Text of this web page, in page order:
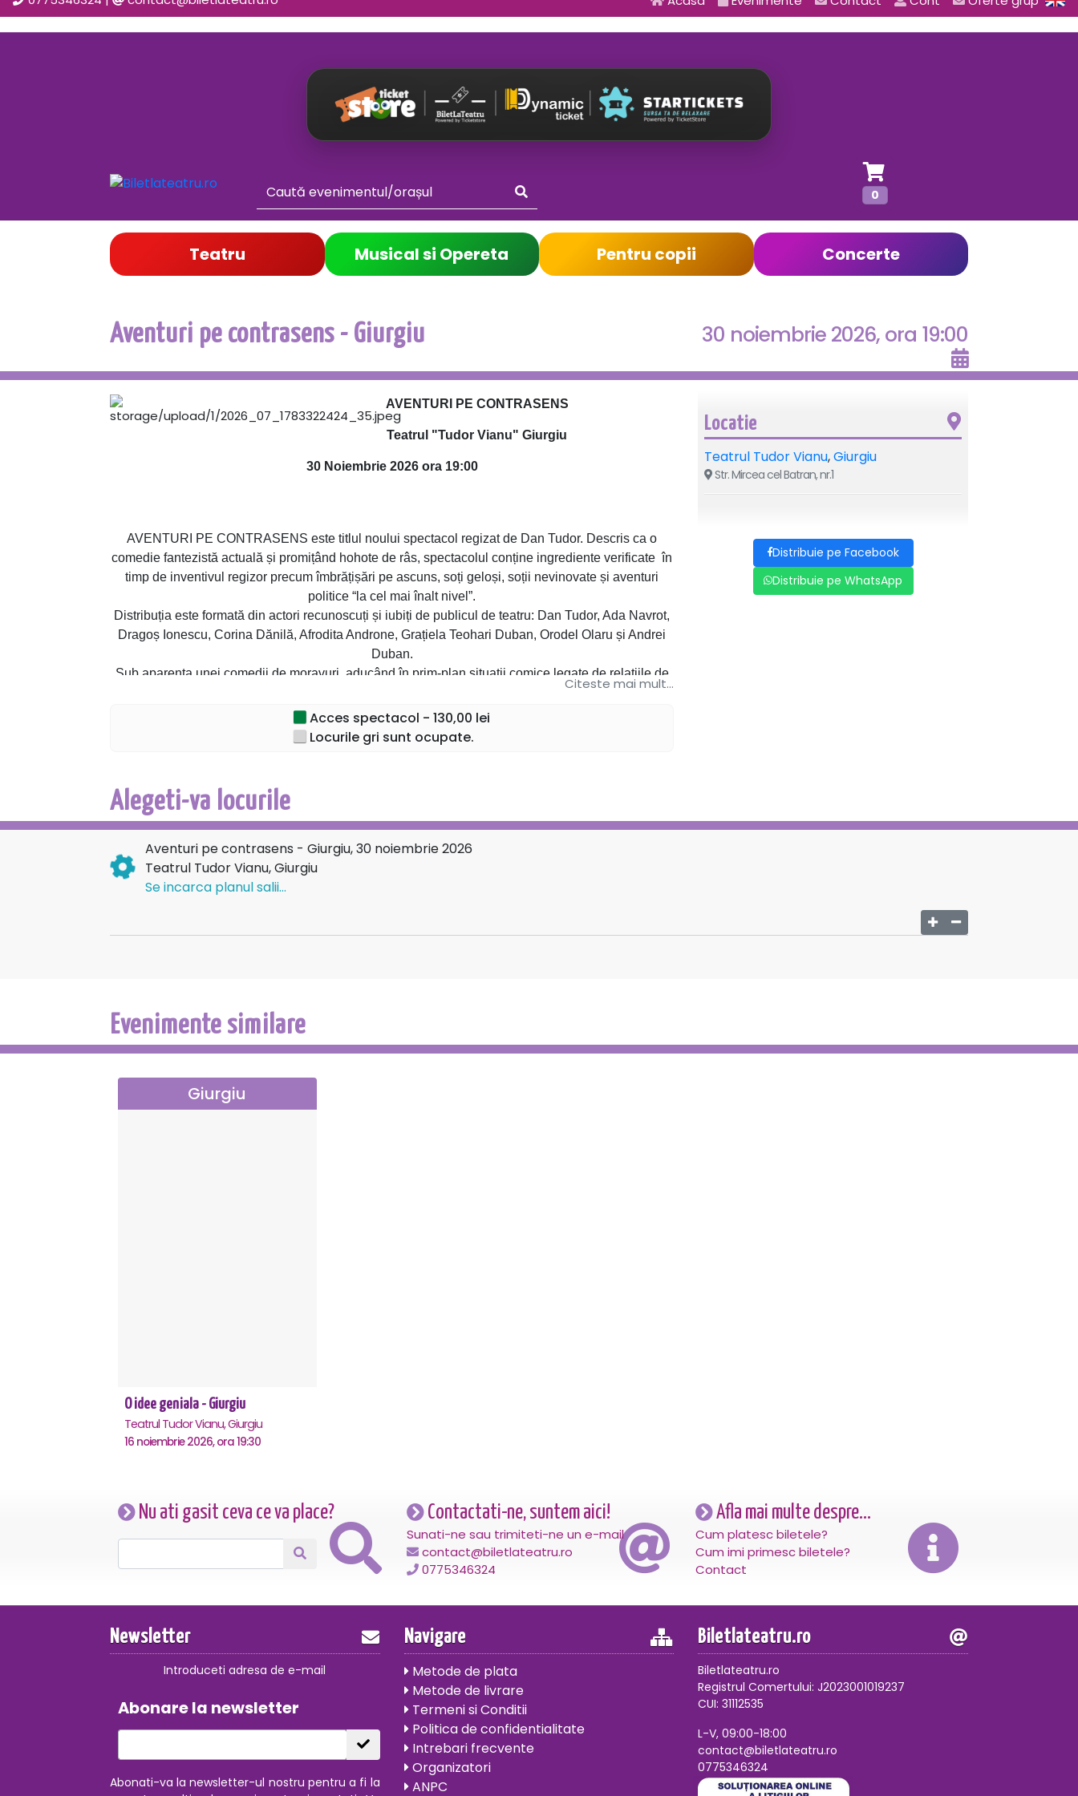
0
Teatru Musical si Opereta Pentru copii Concerte
Aventuri pe contrasens - Giurgiu 30 noiembrie 2026, ora 19:00
AVENTURI PE CONTRASENS
Teatrul "Tudor Vianu" Giurgiu
30 Noiembrie 2026 ora 19:00
AVENTURI PE CONTRASENS este titlul noului spectacol regizat de Dan Tudor. Descris ca o
comedie fantezistă actuală și promițând hohote de râs, spectacolul conține ingrediente verificate în
timp de inventivul regizor precum îmbrățișări pe ascuns, soți geloși, soții nevinovate și aventuri
politice “la cel mai înalt nivel”.
Distribuția este formată din actori recunoscuți și iubiți de publicul de teatru: Dan Tudor, Ada Navrot,
Dragoș Ionescu, Corina Dănilă, Afrodita Androne, Grațiela Teohari Duban, Orodel Olaru și Andrei
Duban.
Sub aparența unei comedii de moravuri, aducând în prim-plan situații comice legate de relațiile de
cuplu și situații politice, noua producție va fi cu siguranță apreciată pentru caracterul său fantezist și
pentru comicul în cascadă. Spectacol șlefuit cu meșteșug și dragoste pentru public.
Râs garantat!
Citeste mai mult...
Acces spectacol - 130,00 lei
Locurile gri sunt ocupate.
Locatie
Teatrul Tudor Vianu,Giurgiu
Str. Mircea cel Batran, nr.1
Distribuie pe Facebook
Distribuie pe WhatsApp
Alegeti-va locurile
Aventuri pe contrasens - Giurgiu, 30 noiembrie 2026
Teatrul Tudor Vianu, Giurgiu
Se incarca planul salii...
Evenimente similare
Giurgiu
O idee geniala - Giurgiu
Teatrul Tudor Vianu, Giurgiu
16 noiembrie 2026, ora 19:30
Nu ati gasit ceva ce va place? Contactati-ne, suntem aici!
Sunati-ne sau trimiteti-ne un e-mail
contact@biletlateatru.ro
0775346324
Afla mai multe despre...
Cum platesc biletele?
Cum imi primesc biletele?
Contact
Newsletter
Introduceti adresa de e-mail
Abonare la newsletter
Abonati-va la newsletter-ul nostru pentru a fi la
Navigare
Metode de plata
Metode de livrare
Termeni si Conditii
Politica de confidentialitate
Intrebari frecvente
Organizatori
ANPC
Biletlateatru.ro
Biletlateatru.ro
Registrul Comertului: J2023001019237
CUI: 31112535
L-V, 09:00-18:00
contact@biletlateatru.ro
0775346324